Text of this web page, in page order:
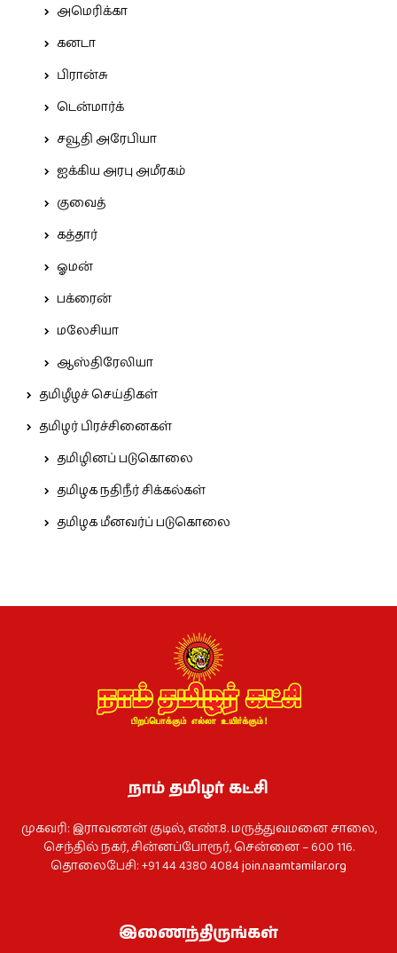
அமெரிக்கா
கனடா
பிரான்சு
டென்மார்க்
சவூதி அரேபியா
ஐக்கிய அரபு அமீரகம்
குவைத்
கத்தார்
ஓமன்
பக்ரைன்
மலேசியா
ஆஸ்திரேலியா
தமிழீழச் செய்திகள்
தமிழர் பிரச்சினைகள்
தமிழினப் படுகொலை
தமிழக நதிநீர் சிக்கல்கள்
தமிழக மீனவர்ப் படுகொலை
நாம் தமிழர் கட்சி
முகவரி: இராவணன் குடில், எண்.8. மருத்துவமனை சாலை,
செந்தில் நகர், சின்னப்போரூர், சென்னை – 600 116.
தொலைபேசி: +91 44 4380 4084join.naamtamilar.org
இணைந்திருங்கள்